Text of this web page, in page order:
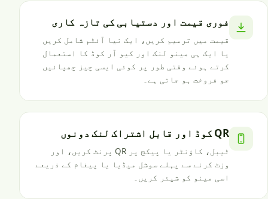
فوری قیمت اور دستیابی کی تازہ کاری
قیمت میں ترمیم کریں، ایک نیا آئٹم شامل کریں
یا ایک ہی مینو لنک اور کیو آر کوڈ کا استعمال
کرتے ہوئے وقتی طور پر کوئی ایسی چیز چھپائیں
جو فروخت ہو جاتی ہے۔
QR کوڈ اور قابل اشتراک لنک دونوں
ٹیبل، کاؤنٹر یا پیکج پر QR پرنٹ کریں، اور
وزٹ کرنے سے پہلے سوشل میڈیا یا پیغام کے ذریعے
اسی مینو کو شیئر کریں۔